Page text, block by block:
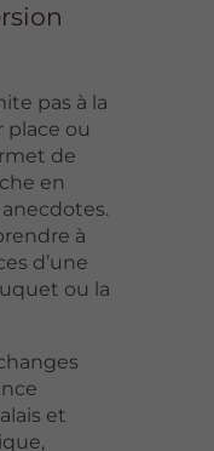
pas à la
place ou
de
en
à
d’une
ou la
et